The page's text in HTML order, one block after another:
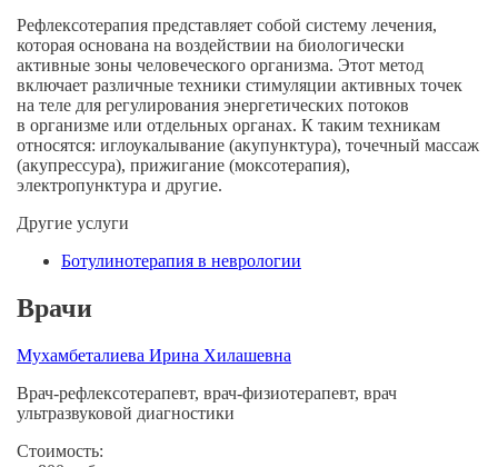
Рефлексотерапия представляет собой систему лечения,
которая основана на воздействии на биологически
активные зоны человеческого организма. Этот метод
включает различные техники стимуляции активных точек
на теле для регулирования энергетических потоков
в организме или отдельных органах. К таким техникам
относятся: иглоукалывание (акупунктура), точечный массаж
(акупрессура), прижигание (моксотерапия),
электропунктура и другие.
Другие услуги
Ботулинотерапия в неврологии
Врачи
Мухамбеталиева Ирина Хилашевна
Врач-рефлексотерапевт, врач-физиотерапевт, врач
ультразвуковой диагностики
Стоимость: